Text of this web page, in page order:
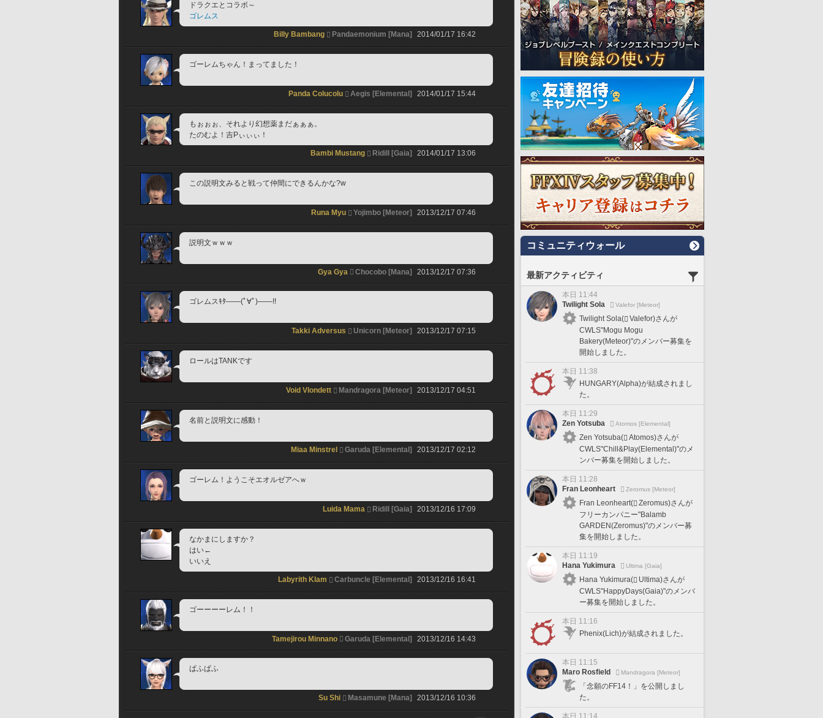
ドラクエとコラボ～
ゴレムス
Billy Bambang Pandaemonium [Mana] 2014/01/17 16:42
ゴーレムちゃん！まってました！
Panda Colucolu Aegis [Elemental] 2014/01/17 15:44
もぉぉぉ、それより幻想薬まだぁぁぁ。
たのむよ！吉Pぃぃぃ！
Bambi Mustang Ridill [Gaia] 2014/01/17 13:06
この説明文みると戦って仲間にできるんかな?w
Runa Myu Yojimbo [Meteor] 2013/12/17 07:46
説明文ｗｗｗ
Gya Gya Chocobo [Mana] 2013/12/17 07:36
ゴレムスｷﾀ――(ﾟ∀ﾟ)――!!
Takki Adversus Unicorn [Meteor] 2013/12/17 07:15
ロールはTANKです
Void Vlondett Mandragora [Meteor] 2013/12/17 04:51
名前と説明文に感動！
Miaa Minstrel Garuda [Elemental] 2013/12/17 02:12
ゴーレム！ようこそエオルゼアへｗ
Luida Mama Ridill [Gaia] 2013/12/16 17:09
なかまにしますか？
はい←
いいえ
Labyrith Klam Carbuncle [Elemental] 2013/12/16 16:41
ゴーーーーレム！！
Tamejirou Minnano Garuda [Elemental] 2013/12/16 14:43
ぱふぱふ
Su Shi Masamune [Mana] 2013/12/16 10:36
コミュニティウォール
最新アクティビティ
本日 11:44
Twilight Sola
Valefor [Meteor]
Twilight Sola(
Valefor)さんが
CWLS"Mogu Mogu
Bakery(Meteor)"のメンバー募集を
開始しました。
本日 11:38
HUNGARY(Alpha)が結成されまし
た。
本日 11:29
Zen Yotsuba
Atomos [Elemental]
Zen Yotsuba(
Atomos)さんが
CWLS"Chill&Play(Elemental)"のメ
ンバー募集を開始しました。
本日 11:28
Fran Leonheart
Zeromus [Meteor]
Fran Leonheart(
Zeromus)さんが
フリーカンパニー"Balamb
GARDEN(Zeromus)"のメンバー募
集を開始しました。
本日 11:19
Hana Yukimura
Ultima [Gaia]
Hana Yukimura(
Ultima)さんが
CWLS"HappyDays(Gaia)"のメンバ
ー募集を開始しました。
本日 11:16
Phenix(Lich)が結成されました。
本日 11:15
Maro Rosfield
Mandragora [Meteor]
「念願のFF14！」を公開しまし
た。
本日 11:14